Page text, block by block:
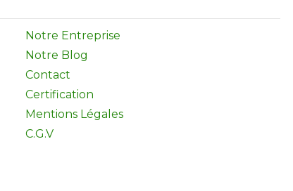
Notre Entreprise
Notre Blog
Contact
Certification
Mentions Légales
C.G.V